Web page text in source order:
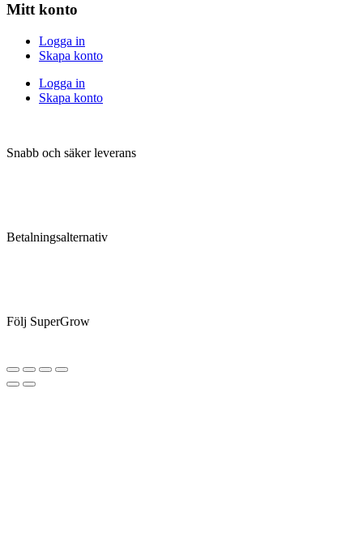
Mitt konto
Logga in
Skapa konto
Logga in
Skapa konto
Snabb och säker leverans
Betalningsalternativ
Följ SuperGrow